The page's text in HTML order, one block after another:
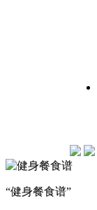
“健身餐食谱”